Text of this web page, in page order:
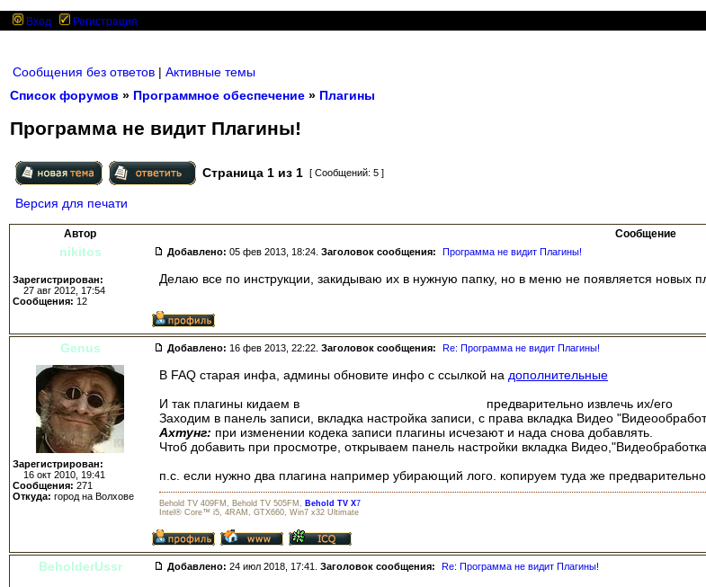
Вход Регистрация
Сообщения без ответов | Активные темы
Список форумов » Программное обеспечение » Плагины
Программа не видит Плагины!
Страница 1 из 1 [ Сообщений: 5 ]
Версия для печати
Автор Сообщение
nikitos Добавлено: 05 фев 2013, 18:24. Заголовок сообщения: Программа не видит Плагины!
Зарегистрирован:
27 авг 2012, 17:54
Сообщения: 12
Делаю все по инструкции, закидываю их в нужную папку, но в меню не появляется новых
Genus Добавлено: 16 фев 2013, 22:22. Заголовок сообщения: Re: Программа не видит Плагины!
Зарегистрирован:
16 окт 2010, 19:41
Сообщения: 271
Откуда: город на Волхове
В FAQ старая инфа, админы обновите инфо с ссылкой на дополнительные
И так плагины кидаем в
предварительно извлечь их/его
Заходим в панель записи, вкладка настройка записи, с права вкладка Видео
Ахтунг: при изменении кодека записи плагины исчезают и нада снова добавлять.
Чтоб добавить при просмотре, открываем панель настройки вкладка
п.с. если нужно два плагина например убирающий лого. копируем туда же
Behold TV 409FM, Behold TV 505FM, Behold TV X7
Intel® Core™ i5, 4RAM, GTX660, Win7 x32 Ultimate
BeholderUssr Добавлено: 24 июл 2018, 17:41. Заголовок сообщения: Re: Программа не видит Плагины!